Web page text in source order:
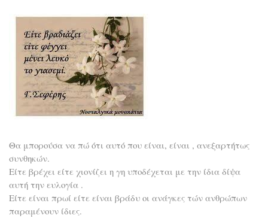
Θα μπορούσα να πώ ότι αυτό που είναι, είναι , ανεξαρτήτως
συνθηκών.
Είτε βρέχει είτε χιονίζει η γη υποδέχεται με την ίδια δίψα
αυτή την ευλογία .
Είτε είναι πρωί είτε είναι βράδυ οι ανάγκες τών ανθρώπων
παραμένουν ίδιες.